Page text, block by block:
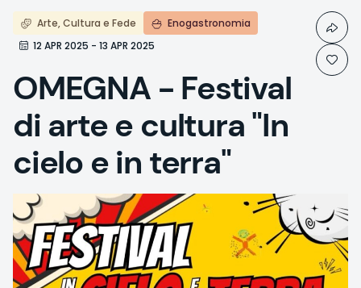
Arte, Cultura e Fede
Enogastronomia
12 APR 2025 - 13 APR 2025
OMEGNA - Festival
di arte e cultura "In
cielo e in terra"